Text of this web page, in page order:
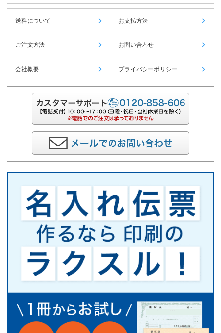
送料について お支払方法
ご注文方法 お問い合わせ
会社概要 プライバシーポリシー